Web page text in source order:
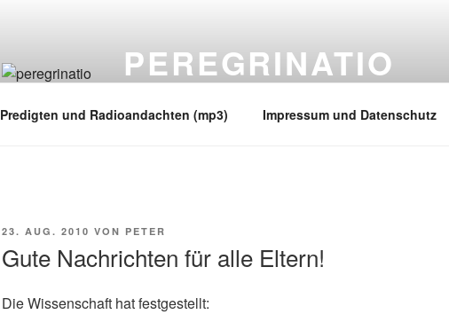
PEREGRINATIO
Predigten und Radioandachten (mp3) Impressum und Datenschutz
VERÖFFENTLICHT
23. AUG. 2010 VON PETER
Gute Nachrichten für alle Eltern!
Die Wissenschaft hat festgestellt: